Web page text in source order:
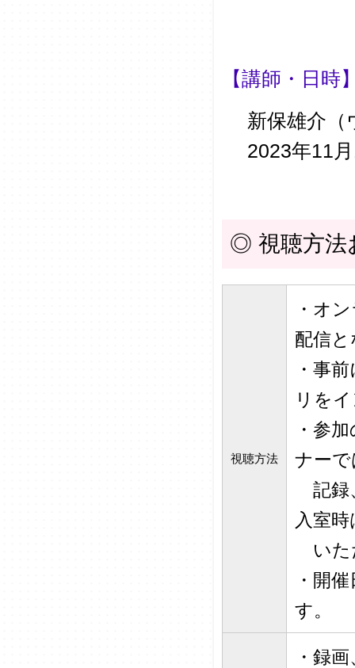
【講師・日時
新保雄介（
2023年11
◎ 視聴方法
視聴方法
・オ
配信
・事
リを
・参
ナー
記録
入室
いた
・開
す。
・録